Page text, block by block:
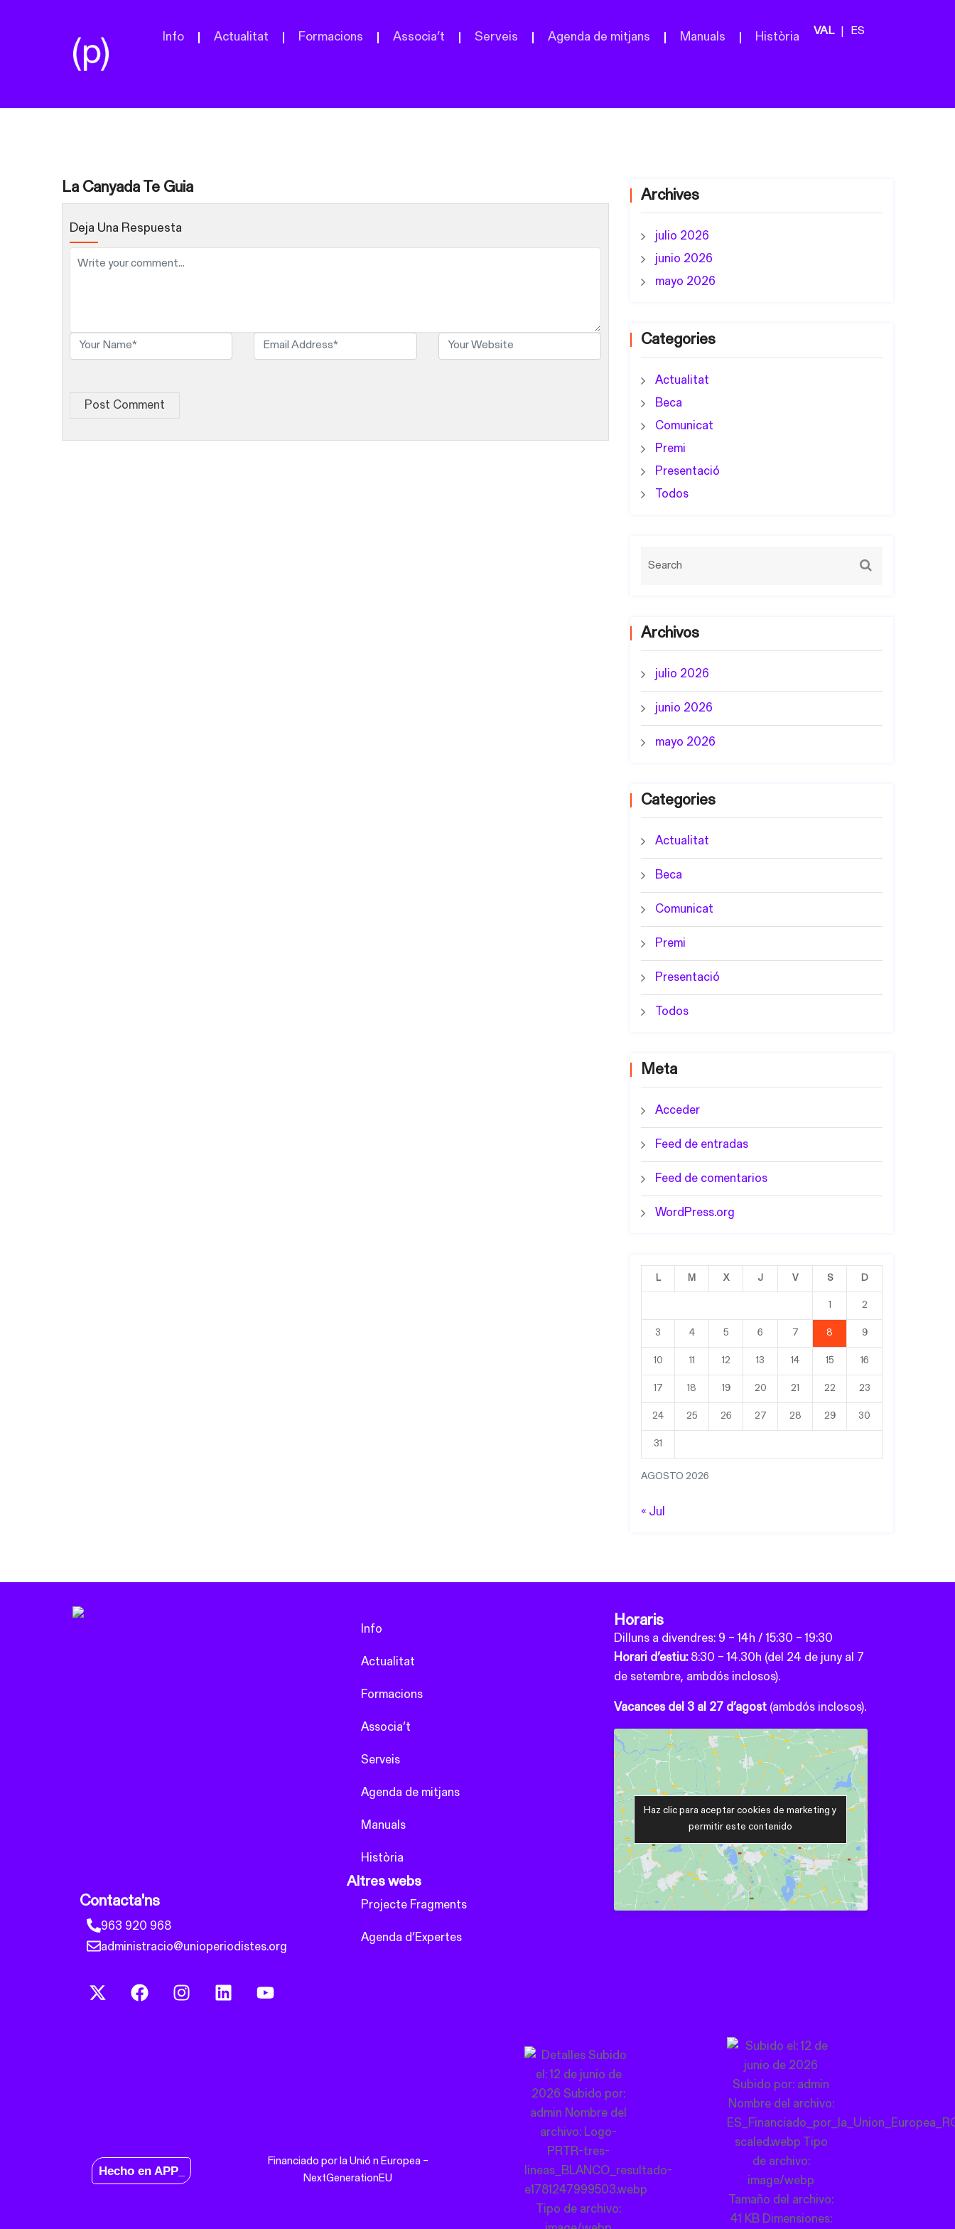
Info Actualitat Formacions Associa’t Serveis Agenda de mitjans Manuals Història ES
La Canyada Te Guia
Deja Una Respuesta
Post Comment
Archives
julio 2026
junio 2026
mayo 2026
Categories
Actualitat
Beca
Comunicat
Premi
Presentació
Todos
Archivos
julio 2026
junio 2026
mayo 2026
Categories
Actualitat
Beca
Comunicat
Premi
Presentació
Todos
Meta
Acceder
Feed de entradas
Feed de comentarios
WordPress.org
AGOSTO 2026
L M X J V S D
1 2
3 4 5 6 7 8 9
10 11 12 13 14 15 16
17 18 19 20 21 22 23
24 25 26 27 28 29 30
31
« Jul
Contacta'ns
963 920 968
administracio@unioperiodistes.org
Info
Actualitat
Formacions
Associa’t
Serveis
Agenda de mitjans
Manuals
Història
Altres webs
Projecte Fragments
Agenda d’Expertes
Horaris
Dilluns a divendres: 9 – 14h / 15:30 – 19:30
Horari d’estiu:8:30 – 14.30h (del 24 de juny al 7
de setembre, ambdós inclosos).
Vacances del 3 al 27 d’agost (ambdós inclosos).
Haz clic para aceptar cookies de marketing y
permitir este contenido
Hecho en APP_
Financiado por la Unió n Europea –
NextGenerationEU